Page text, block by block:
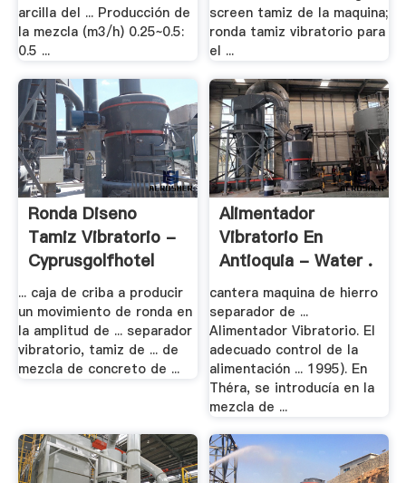
arcilla del ... Producción de
la mezcla (m3/h) 0.25~0.5:
0.5 ...
screen tamiz de la maquina;
ronda tamiz vibratorio para
el ...
Ronda Diseno
Tamiz Vibratorio -
Cyprusgolfhotel
... caja de criba a producir
un movimiento de ronda en
la amplitud de ... separador
vibratorio, tamiz de ... de
mezcla de concreto de ...
Alimentador
Vibratorio En
Antioquia - Water .
cantera maquina de hierro
separador de ...
Alimentador Vibratorio. El
adecuado control de la
alimentación ... 1995). En
Théra, se introducía en la
mezcla de ...